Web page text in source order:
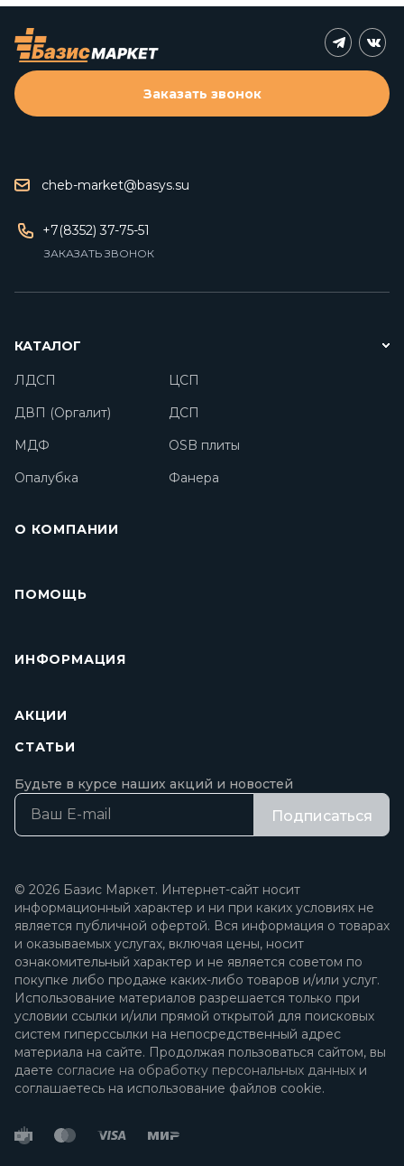
cheb-market@basys.su
+7(8352) 37-75-51
ЗАКАЗАТЬ ЗВОНОК
Заказать звонок
КАТАЛОГ
ЛДСП
ЦСП
ДВП (Оргалит)
ДСП
МДФ
OSB плиты
Опалубка
Фанера
О КОМПАНИИ
ПОМОЩЬ
ИНФОРМАЦИЯ
АКЦИИ
СТАТЬИ
Будьте в курсе наших акций и новостей
Подписаться
© 2026 Базис Маркет. Интернет-сайт носит
информационный характер и ни при каких условиях не
является публичной офертой. Вся информация о товарах
и оказываемых услугах, включая цены, носит
ознакомительный характер и не является советом по
покупке либо продаже каких-либо товаров и/или услуг.
Использование материалов разрешается только при
условии ссылки и/или прямой открытой для поисковых
систем гиперссылки на непосредственный адрес
материала на сайте. Продолжая пользоваться сайтом, вы
даете согласие на обработку персональных данных и
соглашаетесь на использование файлов cookie.